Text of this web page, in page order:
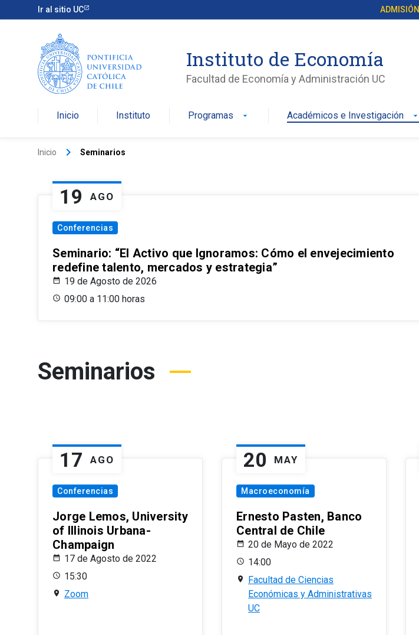
Ir al sitio UC ADMISIÓN
Instituto de Economía
Facultad de Economía y Administración UC
Inicio Instituto Programas arrow_drop_down Académicos e Investigación arrow_drop_down
Inicio keyboard_arrow_right Seminarios
19 AGO
Conferencias
Seminario: “El Activo que Ignoramos: Cómo el envejecimiento
redefine talento, mercados y estrategia”
19 de Agosto de 2026
09:00 a 11:00 horas
Seminarios
17 AGO
Conferencias
Jorge Lemos, University
of Illinois Urbana-
Champaign
17 de Agosto de 2022
15:30
Zoom
20 MAY
Macroeconomía
Ernesto Pasten, Banco
Central de Chile
20 de Mayo de 2022
14:00
Facultad de Ciencias
Económicas y Administrativas
UC